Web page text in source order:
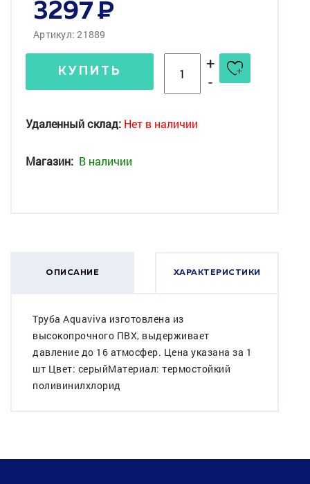
3297
Артикул: 21889
КУПИТЬ
+
-
Удаленный склад: Нет в наличии
Магазин: В наличии
ОПИСАНИЕ ХАРАКТЕРИСТИКИ
Труба Aquaviva изготовлена из
высокопрочного ПВХ, выдерживает
давление до 16 атмосфер. Цена указана за 1
шт Цвет: серыйМатериал: термостойкий
поливинилхлорид